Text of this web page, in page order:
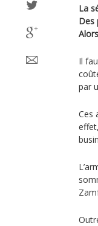
La
Des
Il
par
Ces